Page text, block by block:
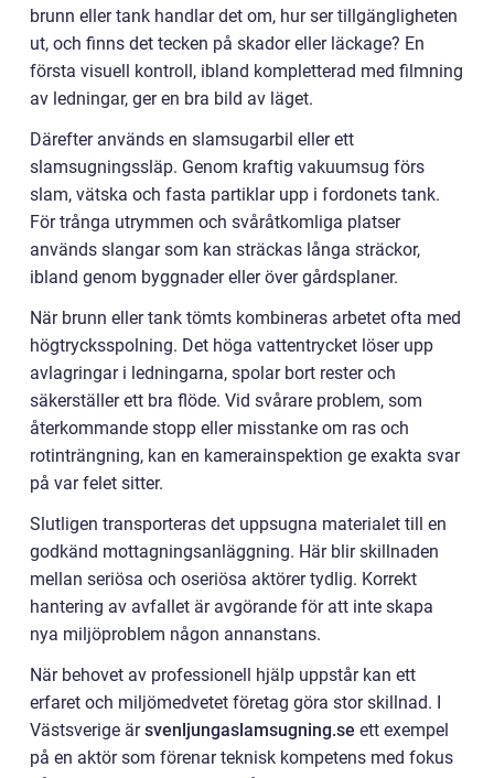
brunn eller tank handlar det om, hur ser tillgängligheten
ut, och finns det tecken på skador eller läckage? En
första visuell kontroll, ibland kompletterad med filmning
av ledningar, ger en bra bild av läget.
Därefter används en slamsugarbil eller ett
slamsugningssläp. Genom kraftig vakuumsug förs
slam, vätska och fasta partiklar upp i fordonets tank.
För trånga utrymmen och svåråtkomliga platser
används slangar som kan sträckas långa sträckor,
ibland genom byggnader eller över gårdsplaner.
När brunn eller tank tömts kombineras arbetet ofta med
högtrycksspolning. Det höga vattentrycket löser upp
avlagringar i ledningarna, spolar bort rester och
säkerställer ett bra flöde. Vid svårare problem, som
återkommande stopp eller misstanke om ras och
rotinträngning, kan en kamerainspektion ge exakta svar
på var felet sitter.
Slutligen transporteras det uppsugna materialet till en
godkänd mottagningsanläggning. Här blir skillnaden
mellan seriösa och oseriösa aktörer tydlig. Korrekt
hantering av avfallet är avgörande för att inte skapa
nya miljöproblem någon annanstans.
När behovet av professionell hjälp uppstår kan ett
erfaret och miljömedvetet företag göra stor skillnad. I
Västsverige ärsvenljungaslamsugning.se ett exempel
på en aktör som förenar teknisk kompetens med fokus